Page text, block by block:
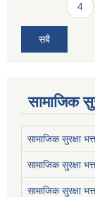
4
सबै
सामाजिक
सामाजिक सुरक्षा
सामाजिक सुरक्षा
सामाजिक सुरक्षा